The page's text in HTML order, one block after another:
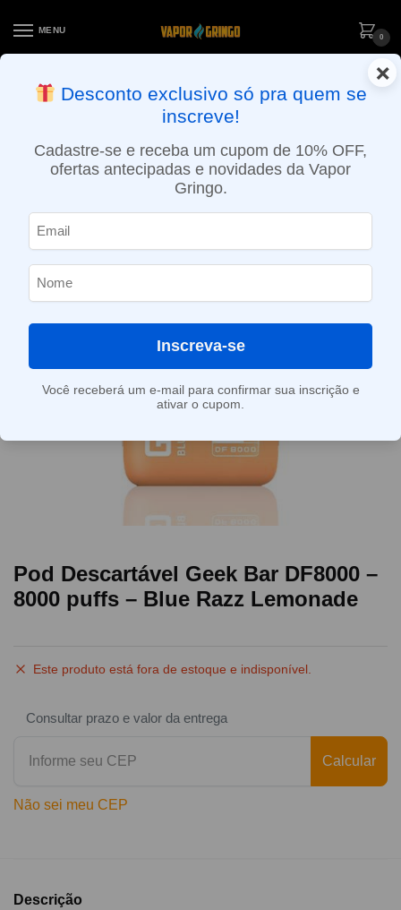
MENU
0
ENTREGA NO MESMO DIA EM SÃO PAULO (SEG A SEX): PEDIDOS
APROVADOS ATÉ 15:30 VIA MOTOBOY
Pod Descartável Geek Bar DF8000 –
8000 puffs – Blue Razz Lemonade
Este produto está fora de estoque e indisponível.
Consultar prazo e valor da entrega
Calcular
Não sei meu CEP
Descrição
×
Desconto exclusivo só pra quem se
inscreve!
Cadastre-se e receba um cupom de 10% OFF,
ofertas antecipadas e novidades da Vapor
Gringo.
Inscreva-se
Você receberá um e-mail para confirmar sua inscrição e
ativar o cupom.